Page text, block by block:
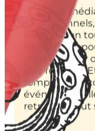
Ambient
festivités en
nécessaires
impacter leur
surprenante.
rompues à la
retrouver tout